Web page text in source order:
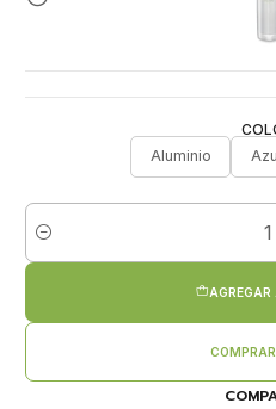
Aluminio
Cantidad
AGREGAR